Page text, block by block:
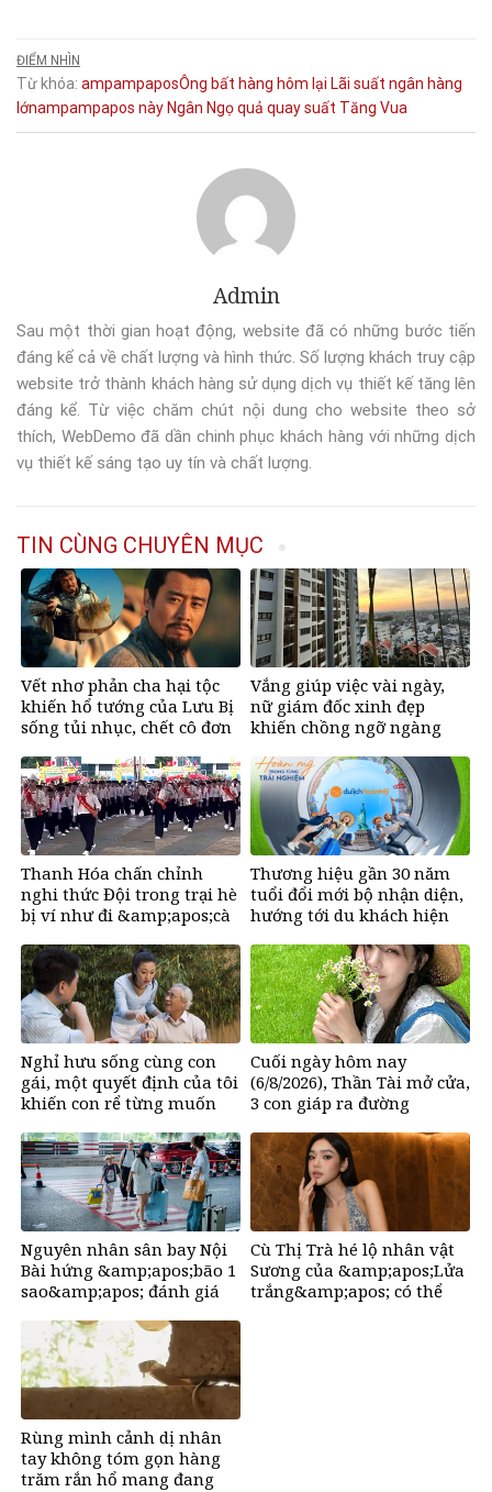
ĐIỂM NHÌN
Từ khóa: ampampaposÔng bất hàng hôm lại Lãi suất ngân hàng
lớnampampapos nàyNgân Ngọquả quaysuất Tăng Vua
Admin
Sau một thời gian hoạt động, website đã có những bước tiến
đáng kể cả về chất lượng và hình thức. Số lượng khách truy cập
website trở thành khách hàng sử dụng dịch vụ thiết kế tăng lên
đáng kể. Từ việc chăm chút nội dung cho website theo sở
thích, WebDemo đã dần chinh phục khách hàng với những dịch
vụ thiết kế sáng tạo uy tín và chất lượng.
TIN CÙNG CHUYÊN MỤC
Vết nhơ phản cha hại tộc
khiến hổ tướng của Lưu Bị
sống tủi nhục, chết cô đơn
Vắng giúp việc vài ngày,
nữ giám đốc xinh đẹp
khiến chồng ngỡ ngàng
Thanh Hóa chấn chỉnh
nghi thức Đội trong trại hè
bị ví như đi &amp;apos;cà
Thương hiệu gần 30 năm
tuổi đổi mới bộ nhận diện,
hướng tới du khách hiện
Nghỉ hưu sống cùng con
gái, một quyết định của tôi
khiến con rể từng muốn
bố vợ vô điều kiện
Cuối ngày hôm nay
(6/8/2026), Thần Tài mở cửa,
3 con giáp ra đường
vàng&amp;apos;, mỏi tay
đếm tiền, giàu nứt đố đổ
vách
Nguyên nhân sân bay Nội
Bài hứng &amp;apos;bão 1
sao&amp;apos; đánh giá
Cù Thị Trà hé lộ nhân vật
Sương của &amp;apos;Lửa
trắng&amp;apos; có thể
Rùng mình cảnh dị nhân
tay không tóm gọn hàng
trăm rắn hổ mang đang